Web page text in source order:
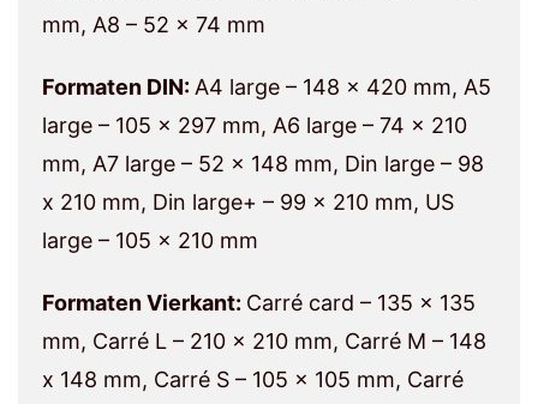
mm, A8 – 52 x 74 mm
Formaten DIN: A4 large – 148 x 420 mm, A5
large – 105 x 297 mm, A6 large – 74 x 210
mm, A7 large – 52 x 148 mm, Din large – 98
x 210 mm, Din large+ – 99 x 210 mm, US
large – 105 x 210 mm
Formaten Vierkant: Carré card – 135 x 135
mm, Carré L – 210 x 210 mm, Carré M – 148
x 148 mm, Carré S – 105 x 105 mm, Carré